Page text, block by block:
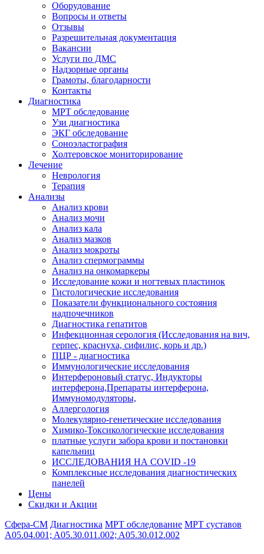
Оборудование
Вопросы и ответы
Отзывы
Разрешительная документация
Вакансии
Услуги по ДМС
Надзорные органы
Грамоты, благодарности
Контакты
Диагностика
МРТ обследование
Узи диагностика
ЭКГ обследование
Соноэластография
Холтеровское мониторирование
Лечение
Неврология
Терапия
Анализы
Анализ крови
Анализ мочи
Анализ кала
Анализ мазков
Анализ мокроты
Анализ спермограммы
Анализ на онкомаркеры
Исследование кожи и ногтевых пластинок
Гистологические исследования
Показатели функционального состояния
надпочечников
Диагностика гепатитов
Инфекционная серология (Исследования на вич,
герпес, краснуха, сифилис, корь и др.)
ПЦР - диагностика
Иммунологические исследования
Интерфероновый статус, Индукторы
интерферона,Препараты интерферона,
Иммуномодуляторы,
Аллергология
Молекулярно-генетические исследования
Химико-Токсикологические исследования
платные услуги забора крови и постановки
капельниц
ИССЛЕДОВАНИЯ НА COVID -19
Комплексные исследования диагностических
панелей
Цены
Скидки и Акции
Сфера-СМ Диагностика МРТ обследование МРТ суставов
A05.04.001; A05.30.011.002; A05.30.012.002